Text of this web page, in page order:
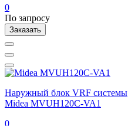
0
По запросу
Заказать
Наружный блок VRF системы
Midea MVUH120C-VA1
0